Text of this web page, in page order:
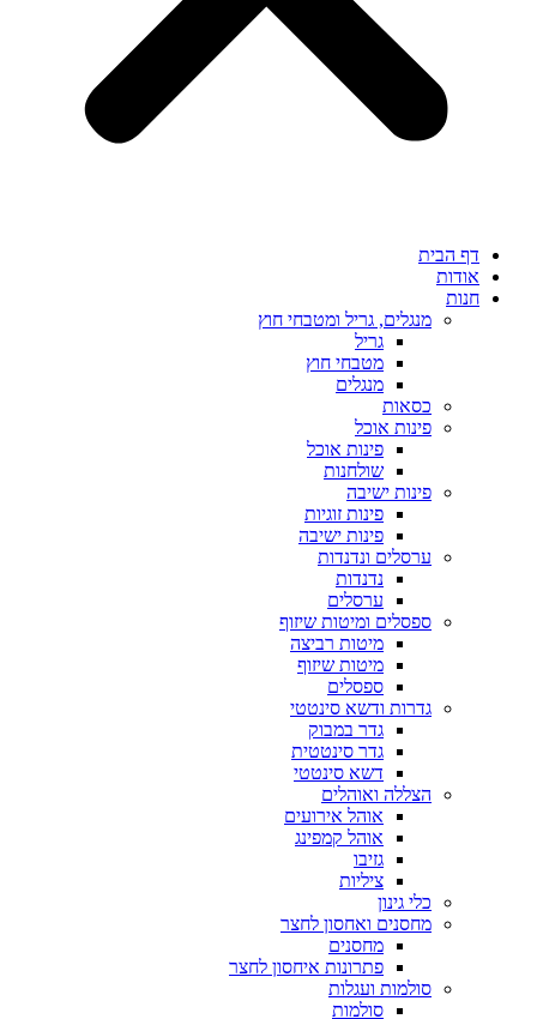
דף הבית
אודות
חנות
מנגלים, גריל ומטבחי חוץ
גריל
מטבחי חוץ
מנגלים
כסאות
פינות אוכל
פינות אוכל
שולחנות
פינות ישיבה
פינות זוגיות
פינות ישיבה
ערסלים ונדנדות
נדנדות
ערסלים
ספסלים ומיטות שיזוף
מיטות רביצה
מיטות שיזוף
ספסלים
גדרות ודשא סינטטי
גדר במבוק
גדר סינטטית
דשא סינטטי
הצללה ואוהלים
אוהל אירועים
אוהל קמפינג
גזיבו
ציליות
כלי גינון
מחסנים ואחסון לחצר
מחסנים
פתרונות איחסון לחצר
סולמות ועגלות
סולמות